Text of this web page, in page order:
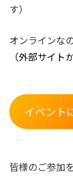
す）
オンラインな
（外部サイト
イベント
皆様のご参加